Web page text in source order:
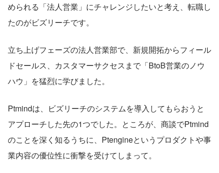
められる「法人営業」にチャレンジしたいと考え、転職し
たのがビズリーチです。
立ち上げフェーズの法人営業部で、新規開拓からフィール
ドセールス、カスタマーサクセスまで「BtoB営業のノウ
ハウ」を猛烈に学びました。
Ptmindは、ビズリーチのシステムを導入してもらおうと
アプローチした先の1つでした。ところが、商談でPtmind
のことを深く知るうちに、Ptengineというプロダクトや事
業内容の優位性に衝撃を受けてしまって。